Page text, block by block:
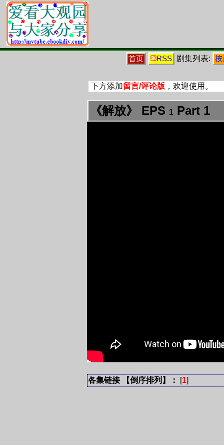
首页 RSS 剧集列表: 按
下方添加留言/评论版 ，欢迎使用。
《解放》 EPS 1 Part 1
各集链接 【倒序排列】： [1]